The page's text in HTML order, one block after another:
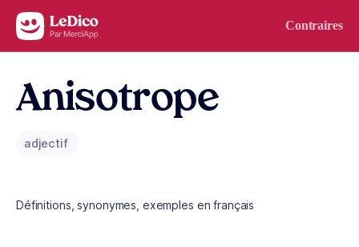
Aller au contenu Contraires
Anisotrope
adjectif
Définitions, synonymes, exemples en français